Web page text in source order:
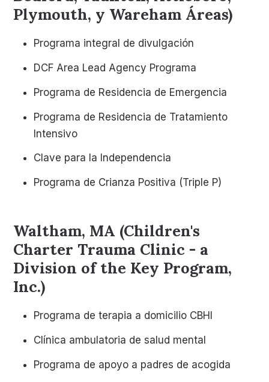
Plymouth, y Wareham Áreas)
Programa integral de divulgación
DCF Area Lead Agency Programa
Programa de Residencia de Emergencia
Programa de Residencia de Tratamiento
Intensivo
Clave para la Independencia
Programa de Crianza Positiva (Triple P)
Waltham, MA (Children's
Charter Trauma Clinic - a
Division of the Key Program,
Inc.)
Programa de terapia a domicilio CBHI
Clínica ambulatoria de salud mental
Programa de apoyo a padres de acogida